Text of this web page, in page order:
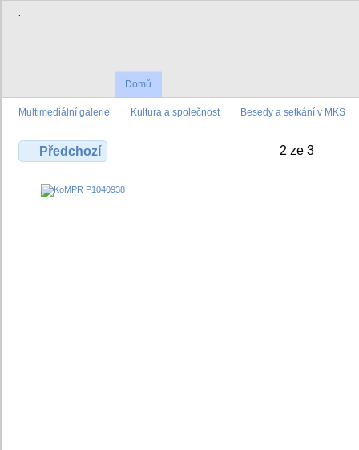
.
Domů
Multimediální galerie Kultura a společnost Besedy a setkání v MKS
Předchozí 2 ze 3